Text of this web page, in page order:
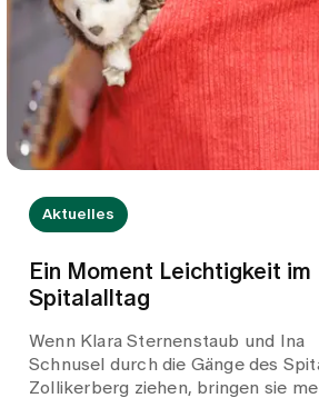
Aktuelles
Ein Moment Leichtigkeit im
Spitalalltag
Wenn Klara Sternenstaub und Ina
Schnusel durch die Gänge des
Zollikerberg ziehen, bringen sie